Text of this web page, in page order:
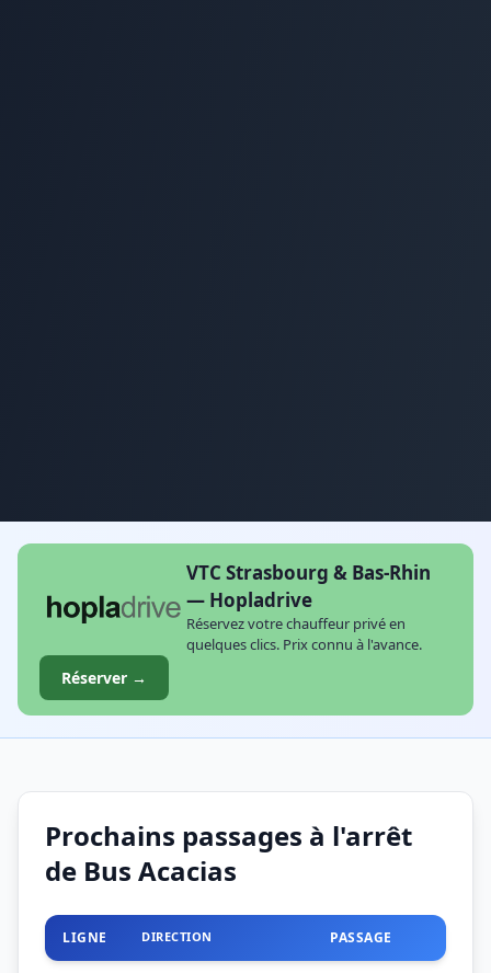
VTC Strasbourg & Bas-Rhin
— Hopladrive
Réservez votre chauffeur privé en
quelques clics. Prix connu à l'avance.
Réserver →
Prochains passages à l'arrêt
de Bus Acacias
LIGNE DIRECTION PASSAGE